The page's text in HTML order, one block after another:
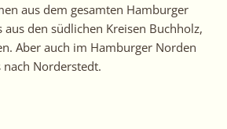
aus dem gesamten Hamburger
den südlichen Kreisen Buchholz,
Aber auch im Hamburger Norden
Norderstedt.